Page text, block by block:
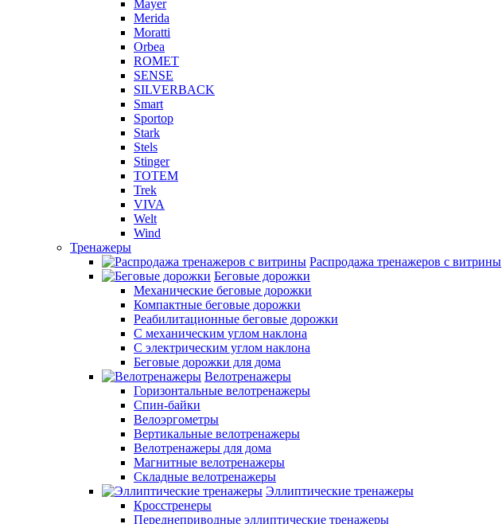
Mayer
Merida
Moratti
Orbea
ROMET
SENSE
SILVERBACK
Smart
Sportop
Stark
Stels
Stinger
TOTEM
Trek
VIVA
Welt
Wind
Тренажеры
Распродажа тренажеров с витрины
Беговые дорожки
Механические беговые дорожки
Компактные беговые дорожки
Реабилитационные беговые дорожки
С механическим углом наклона
С электрическим углом наклона
Беговые дорожки для дома
Велотренажеры
Горизонтальные велотренажеры
Спин-байки
Велоэргометры
Вертикальные велотренажеры
Велотренажеры для дома
Магнитные велотренажеры
Складные велотренажеры
Эллиптические тренажеры
Кросстренеры
Переднеприводные эллиптические тренажеры